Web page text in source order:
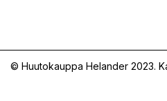
© Huutokauppa Helander 2023.